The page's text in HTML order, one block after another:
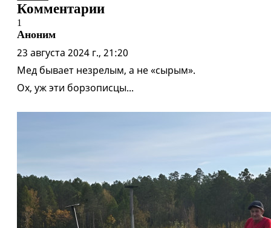
Комментарии
1
Аноним
23 августа 2024 г., 21:20
Мед бывает незрелым, а не «сырым».
Ох, уж эти борзописцы...